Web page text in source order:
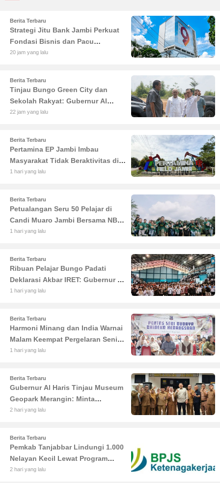
Berita Terbaru
Strategi Jitu Bank Jambi Perkuat
Fondasi Bisnis dan Pacu
Pertumbuhan Ekonomi Jambi
20 jam yang lalu
Berita Terbaru
Tinjau Bungo Green City dan
Sekolah Rakyat: Gubernur Al
Haris Tekankan Sinergi
22 jam yang lalu
Berita Terbaru
Pertamina EP Jambi Imbau
Masyarakat Tidak Beraktivitas di
Atas Jalur Pipa Migas Demi
1 hari yang lalu
Berita Terbaru
Petualangan Seru 50 Pelajar di
Candi Muaro Jambi Bersama NBT
Coal Group
1 hari yang lalu
Berita Terbaru
Ribuan Pelajar Bungo Padati
Deklarasi Akbar IRET: Gubernur Al
Haris Sentil Bahaya Judi Online
1 hari yang lalu
Berita Terbaru
Harmoni Minang dan India Warnai
Malam Keempat Pergelaran Seni
Budaya di Alun-Alun Kuala
1 hari yang lalu
Berita Terbaru
Gubernur Al Haris Tinjau Museum
Geopark Merangin: Minta
Pengelola Genjot Inovasi dan
2 hari yang lalu
Berita Terbaru
Pemkab Tanjabbar Lindungi 1.000
Nelayan Kecil Lewat Program
BPJS Ketenagakerjaan
2 hari yang lalu